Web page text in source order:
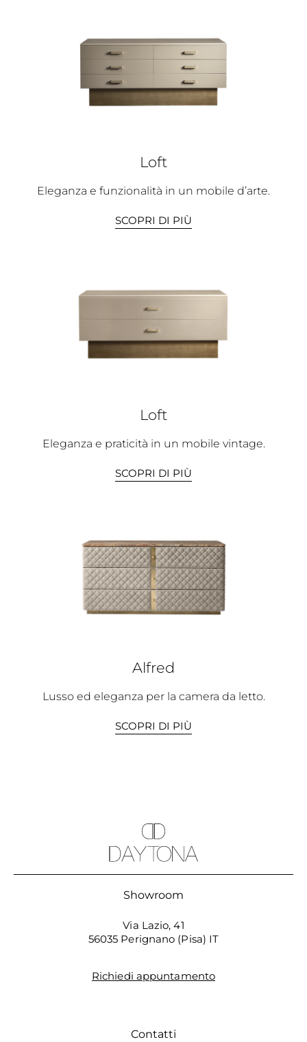
Loft
Eleganza e funzionalità in un mobile d’arte.
SCOPRI DI PIÙ
Loft
Eleganza e praticità in un mobile vintage.
SCOPRI DI PIÙ
Alfred
Lusso ed eleganza per la camera da letto.
SCOPRI DI PIÙ
Showroom
Via Lazio, 41
56035 Perignano (Pisa) IT
Richiedi appuntamento
Contatti